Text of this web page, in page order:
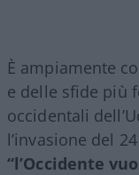
È ampiamente
e delle sfide più
occidentali
l’invasione del
“l’Occidente